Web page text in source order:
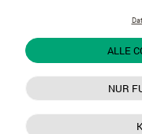
ALLE
NUR